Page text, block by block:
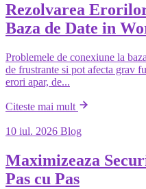
Rezolvarea
Baza de Date in
Problemele de conexiune la
de frustrante si pot afecta grav
erori apar, de...
Citeste mai mult
10 iul. 2026 Blog
Maximizeaza
Pas cu Pas